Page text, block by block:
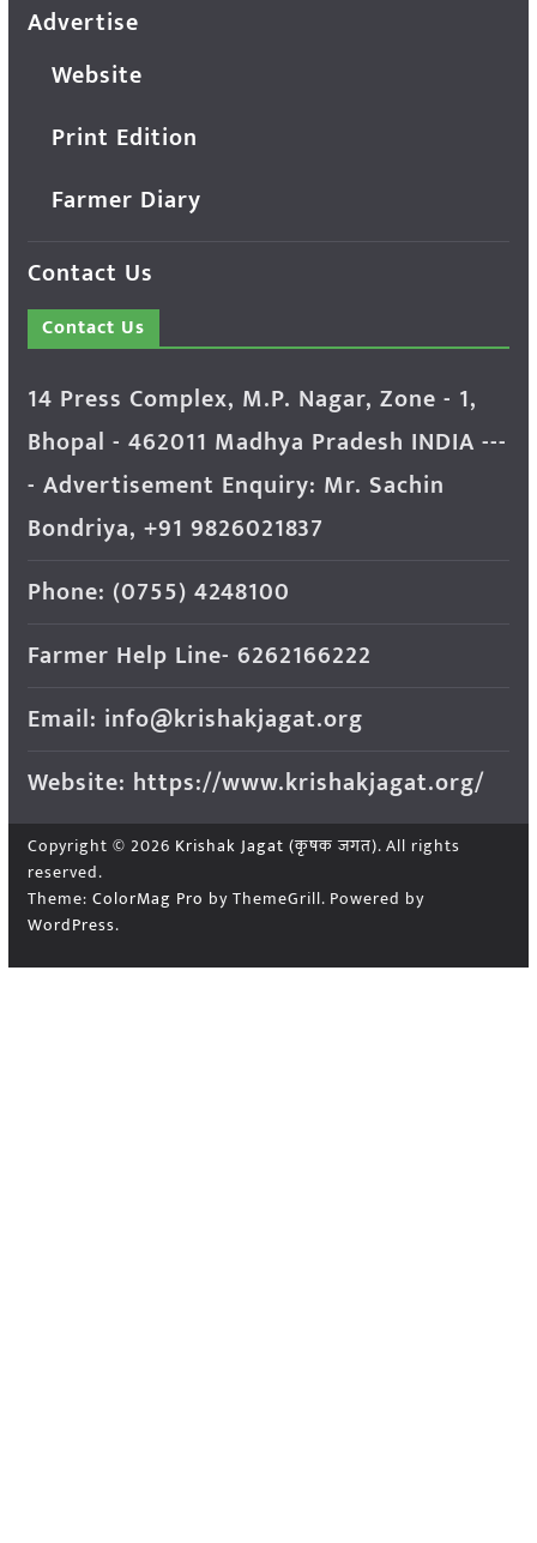
Advertise
Website
Print Edition
Farmer Diary
Contact Us
Contact Us
14 Press Complex, M.P. Nagar, Zone - 1,
Bhopal - 462011 Madhya Pradesh INDIA ---
- Advertisement Enquiry: Mr. Sachin
Bondriya, +91 9826021837
Phone: (0755) 4248100
Farmer Help Line- 6262166222
Email: info@krishakjagat.org
Website: https://www.krishakjagat.org/
Copyright © 2026 Krishak Jagat (कृषक जगत). All rights
reserved.
Theme: ColorMag Pro by ThemeGrill. Powered by
WordPress.